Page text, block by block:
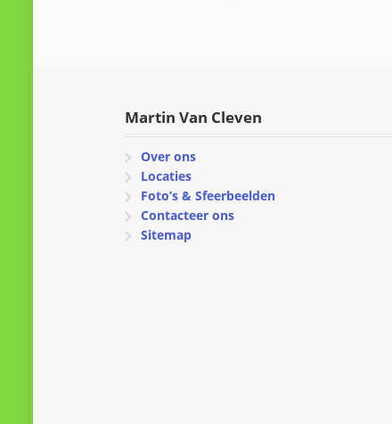
Martin Van Cleven
Over ons
Locaties
Foto’s & Sfeerbeelden
Contacteer ons
Sitemap